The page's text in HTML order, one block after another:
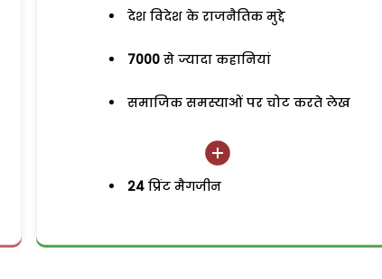
देश विदेश के राजनैतिक मुद्दे
7000 से ज्यादा कहानियां
समाजिक समस्याओं पर चोट करते लेख
24 प्रिंट मैगजीन